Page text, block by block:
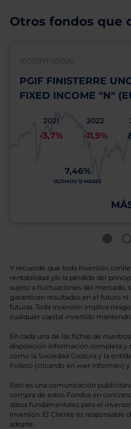
Otros fondos que
IE00BYP55026
PGIF FINISTERRE
FIXED INCOME "N"
2021
-3,7%
2022
-11,9%
7,46%
ÚLTIMOS 12 MESES
Y recuerde que toda inversión
rentabilidad y/o la pérdida del
sujeto a fluctuaciones del mercado,
garanticen resultados en el futuro
futuras. Toda inversión implica
cualquier capital invertido
En cada una de las fichas de
disposición información completa y
como la Sociedad Gestora y la
Folleto (clicando en «ver informe»)
Esto es una comunicación
compra de estos Fondos en
datos fundamentales para el
inversión. El Cliente es responsable
adopte.